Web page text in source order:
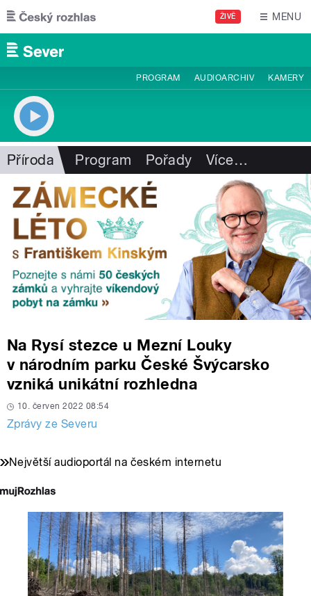
Přejít k hlavnímu obsahu
ŽIVĚ MENU
PROGRAM AUDIOARCHIV KAMERY
Příroda Program Pořady Více…
Na Rysí stezce u Mezní Louky
v národním parku České Švýcarsko
vzniká unikátní rozhledna
10. červen 2022 08:54
Zprávy ze Severu
Největší audioportál na českém internetu